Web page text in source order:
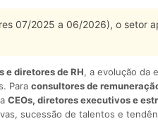
07/2025 a 06/2026), o setor
e diretores de RH, a evolução da
Para consultores de
CEOs, diretores executivos e
sucessão de talentos e